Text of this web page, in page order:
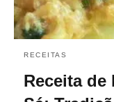
RECEITAS
Receita de